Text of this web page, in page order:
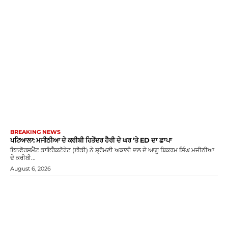
BREAKING NEWS
ਪਟਿਆਲਾ: ਮਜੀਠੀਆ ਦੇ ਕਰੀਬੀ ਹਿਤੇਂਦਰ ਹੈਰੀ ਦੇ ਘਰ ‘ਤੇ ED ਦਾ ਛਾਪਾ
ਇਨਫੋਰਸਮੈਂਟ ਡਾਇਰੈਕਟੋਰੇਟ (ਈਡੀ) ਨੇ ਸ਼੍ਰੋਮਣੀ ਅਕਾਲੀ ਦਲ ਦੇ ਆਗੂ ਬਿਕਰਮ ਸਿੰਘ ਮਜੀਠੀਆ
ਦੇ ਕਰੀਬੀ...
August 6, 2026